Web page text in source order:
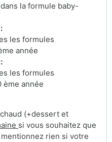
la formule baby-
les formules
année
les formules
ème année
(+dessert et
si vous souhaitez que
rien si votre